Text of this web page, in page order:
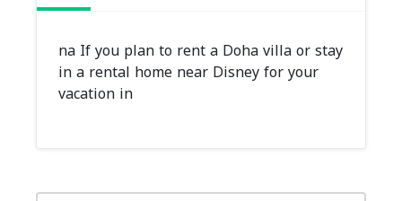
na If you plan to rent a Doha villa or stay
in a rental home near Disney for your
vacation in